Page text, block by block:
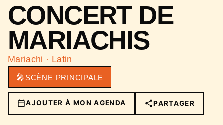
CONCERT DE
MARIACHIS
Mariachi · Latin
🎤SCÈNE PRINCIPALE
AJOUTER À MON AGENDA PARTAGER